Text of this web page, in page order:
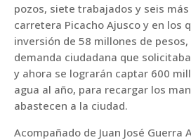
pozos, siete trabajados y seis
carretera Picacho Ajusco y en los
inversión de 58 millones de
demanda ciudadana que
y ahora se lograrán captar 600
agua al año, para recargar los
abastecen a la ciudad.
Acompañado de Juan José Guerra